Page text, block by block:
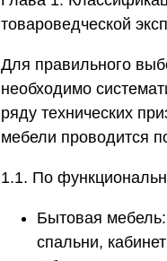
товароведческой
Для правильного
необходимо
ряду технических
мебели проводится
1.1. По
Бытовая
спальни,